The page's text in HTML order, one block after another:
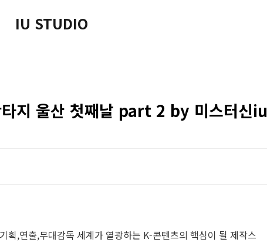
IU STUDIO
지 울산 첫째날 part 2 by 미스터신iu
,연출,무대감독 세계가 열광하는 K-콘텐츠의 핵심이 될 제작스